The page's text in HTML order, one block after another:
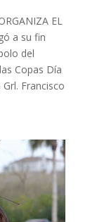
EL
a su fin
del
Copas Día
Francisco